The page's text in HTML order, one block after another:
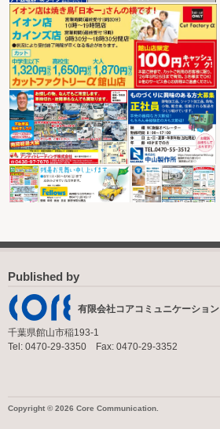
Published by
有限会社コアコミュニケーション
千葉県館山市稲193-1
Tel: 0470-29-3350 Fax: 0470-29-3352
Copyright © 2026 Core Communication.